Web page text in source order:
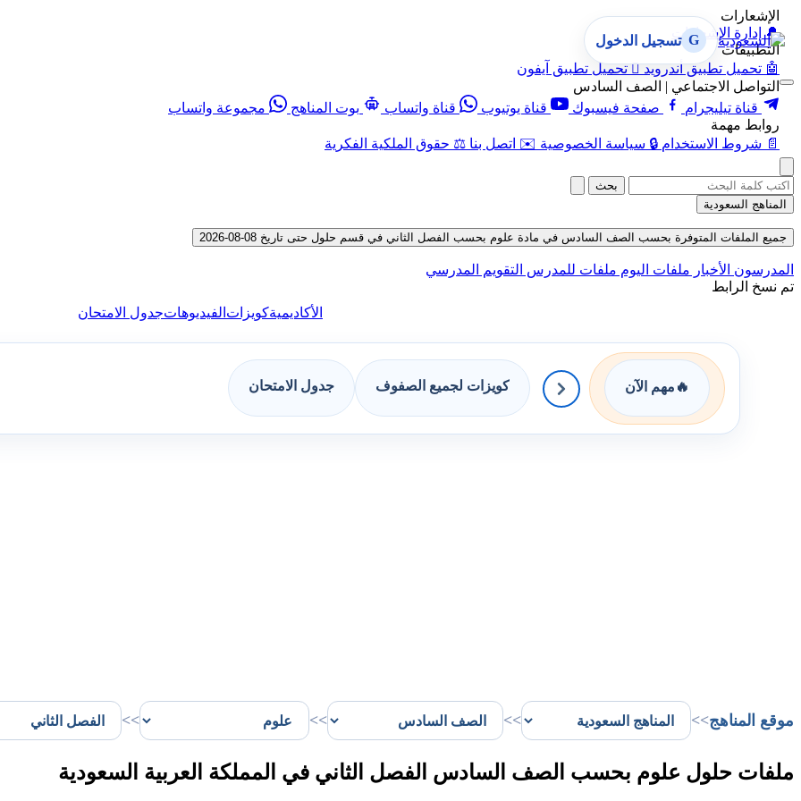
الإشعارات
🔔 إدارة الإشعارات
التطبيقات
🤖 تحميل تطبيق أندرويد  تحميل تطبيق آيفون
التواصل الاجتماعي | الصف السادس
قناة تيليجرام
صفحة فيسبوك قناة يوتيوب قناة واتساب بوت المناهج
مجموعة واتساب
روابط مهمة
📄 شروط الاستخدام 🔒 سياسة الخصوصية ✉️ اتصل بنا ⚖️ حقوق الملكية الفكرية
G تسجيل الدخول
بحث
المناهج السعودية
جميع الملفات المتوفرة بحسب الصف السادس في مادة علوم بحسب الفصل الثاني في قسم حلول حتى تاريخ 08-08-2026
المدرسون الأخبار ملفات اليوم ملفات للمدرس التقويم المدرسي
تم نسخ الرابط
الأكاديميةكويزات الفيديوهاتجدول الامتحان
🔥 مهم الآن كويزات لجميع الصفوف جدول الامتحان
موقع المناهج>>
>>
>>
>>
ملفات حلول علوم بحسب الصف السادس الفصل الثاني في المملكة العربية السعودية